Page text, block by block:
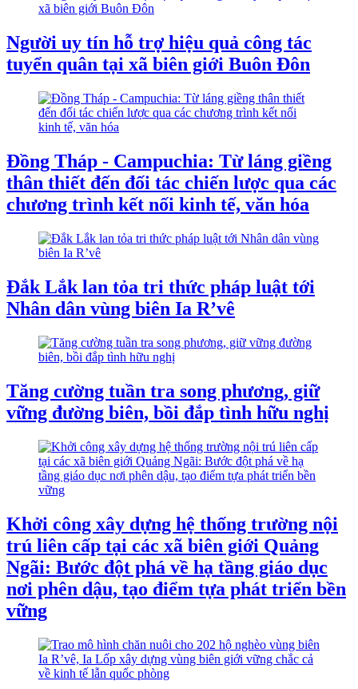
Người uy tín hỗ trợ hiệu quả công tác
tuyển quân tại xã biên giới Buôn Đôn
Đồng Tháp - Campuchia: Từ láng giềng
thân thiết đến đối tác chiến lược qua các
chương trình kết nối kinh tế, văn hóa
Đắk Lắk lan tỏa tri thức pháp luật tới
Nhân dân vùng biên Ia R’vê
Tăng cường tuần tra song phương, giữ
vững đường biên, bồi đắp tình hữu nghị
Khởi công xây dựng hệ thống trường nội
trú liên cấp tại các xã biên giới Quảng
Ngãi: Bước đột phá về hạ tầng giáo dục
nơi phên dậu, tạo điểm tựa phát triển bền
vững